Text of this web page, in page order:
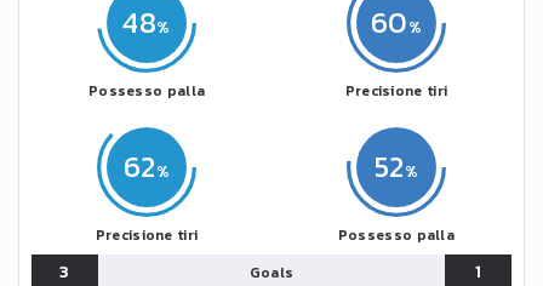
48
Possesso palla
62
Precisione tiri
52
Possesso palla
60
Precisione tiri
3 Goals
1